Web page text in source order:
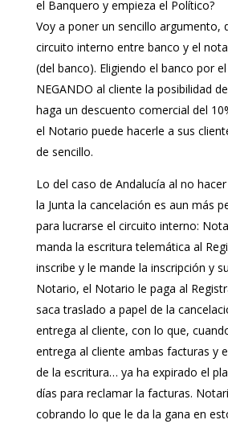
el Banquero y empieza el Político?
Voy a poner un sencillo argumento,
circuito interno entre banco y el
(del banco). Eligiendo el banco por
NEGANDO al cliente la posibilidad
haga un descuento comercial del
el Notario puede hacerle a sus
de sencillo.
Lo del caso de Andalucía al no
la Junta la cancelación es aun más
para lucrarse el circuito interno:
manda la escritura telemática al
inscribe y le mande la inscripción y
Notario, el Notario le paga al
saca traslado a papel de la
entrega al cliente, con lo que,
entrega al cliente ambas facturas y
de la escritura… ya ha expirado el
días para reclamar la facturas.
cobrando lo que le da la gana en